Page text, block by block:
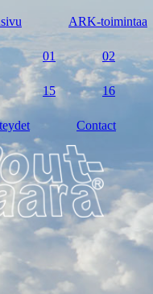
ARK-toimintaa
01 02
15 16
Contact